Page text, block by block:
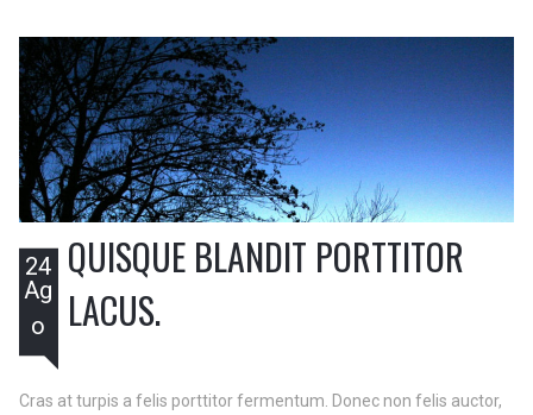
24
Ag
o
QUISQUE BLANDIT PORTTITOR
LACUS.
Cras at turpis a felis porttitor fermentum. Donec non felis auctor,